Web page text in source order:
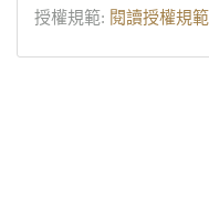
授權規範: 閱讀授權規範